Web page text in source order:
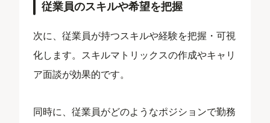
従業員のスキルや希望を把握
次に、従業員が持つスキルや経験を把握・可視
化します。スキルマトリックスの作成やキャリ
ア面談が効果的です。
同時に、従業員がどのようなポジションで勤務